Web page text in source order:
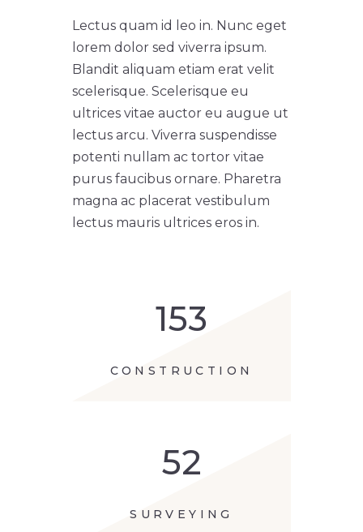
Lectus quam id leo in. Nunc eget
lorem dolor sed viverra ipsum.
Blandit aliquam etiam erat velit
scelerisque. Scelerisque eu
ultrices vitae auctor eu augue ut
lectus arcu. Viverra suspendisse
potenti nullam ac tortor vitae
purus faucibus ornare. Pharetra
magna ac placerat vestibulum
lectus mauris ultrices eros in.
153
CONSTRUCTION
52
SURVEYING